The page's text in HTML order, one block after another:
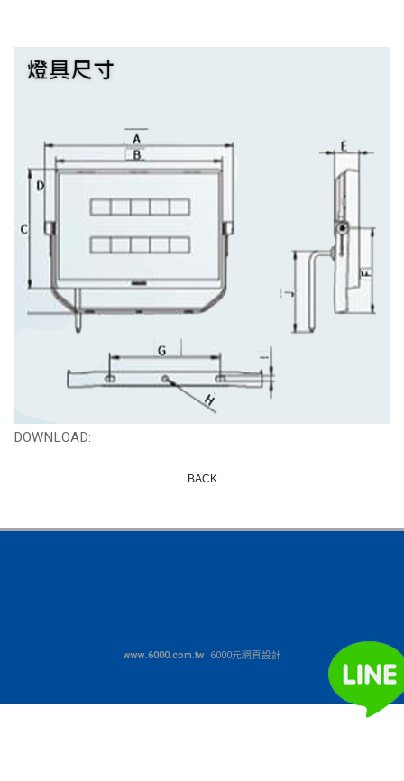
DOWNLOAD:
BACK
www.6000.com.tw 6000元網頁設計